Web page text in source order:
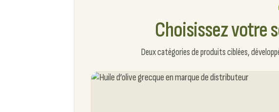
Choisissez votre
Deux catégories de produits ciblées,